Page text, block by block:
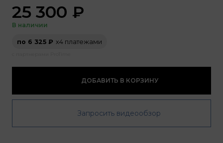
25 300 ₽
В наличии
по 6 325 ₽ х4 платежами
ДОБАВИТЬ В КОРЗИНУ
Запросить видеообзор